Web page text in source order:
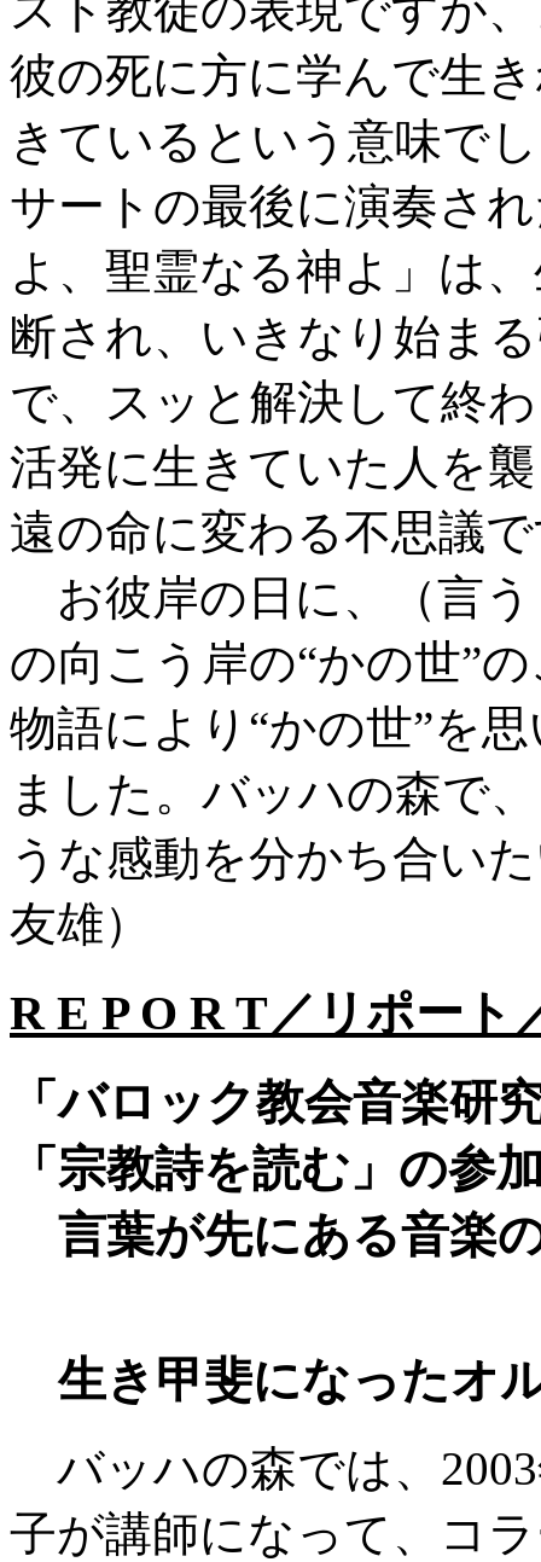
スト教徒の表現ですが
彼の死に方に学んで生
きているという意味で
サートの最後に演奏さ
よ、聖霊なる神よ」は
断され、いきなり始ま
で、スッと解決して終
活発に生きていた人を
遠の命に変わる不思議
お彼岸の日に、（言
の向こう岸の“かの世”
物語により“かの世”を
ました。バッハの森で
うな感動を分かち合い
友雄）
R E P O R T／リポート
「バロック教会音楽研
「宗教詩を読む」の参
言葉が先にある音楽
生き甲斐になったオ
バッハの森では、
子が講師になって、コ